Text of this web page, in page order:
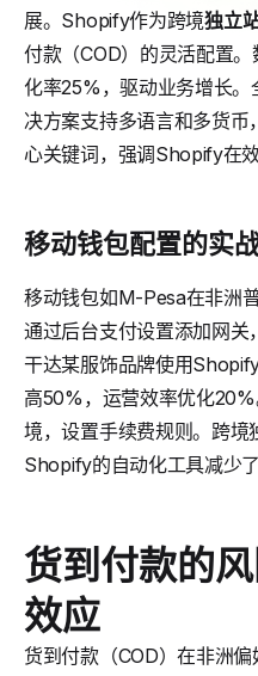
展。Shopify作为跨境独立
付款（COD）的灵活配置
化率25%，驱动业务增长
决方案支持多语言和多货
心关键词，强调Shopify在
移动钱包配置的实
移动钱包如M-Pesa在非洲
通过后台支付设置添加网
干达某服饰品牌使用
高50%，运营效率优化
境，设置手续费规则。跨境
Shopify的自动化工具减少
货到付款的
效应
货到付款（COD）在非洲